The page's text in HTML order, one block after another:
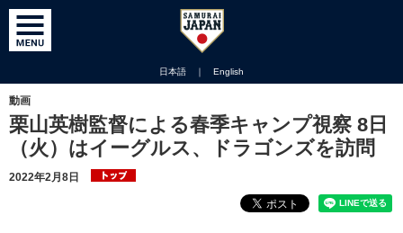
日本語 ｜ English
動画
栗山英樹監督による春季キャンプ視察 8日
（火）はイーグルス、ドラゴンズを訪問
2022年2月8日